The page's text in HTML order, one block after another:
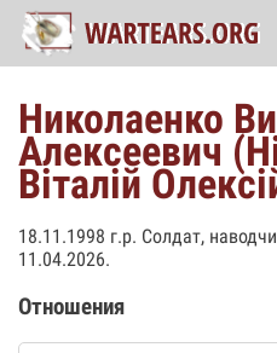
Николаенко
Алексеевич
Віталій
18.11.1998 г.р. Солдат,
11.04.2026.
Отношения